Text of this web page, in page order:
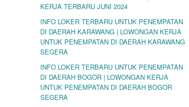
KERJA TERBARU JUNI 2024
INFO LOKER TERBARU UNTUK PENEMPATAN
DI DAERAH KARAWANG | LOWONGAN KERJA
UNTUK PENEMPATAN DI DAERAH KARAWANG
SEGERA
INFO LOKER TERBARU UNTUK PENEMPATAN
DI DAERAH BOGOR | LOWONGAN KERJA
UNTUK PENEMPATAN DI DAERAH BOGOR
SEGERA